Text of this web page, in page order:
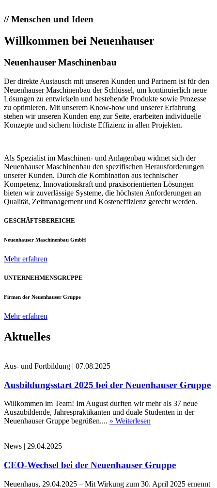
//Menschen und Ideen
Willkommen bei Neuenhauser
Neuenhauser Maschinenbau
Der direkte Austausch mit unseren Kunden und Partnern ist für den
Neuenhauser Maschinenbau der Schlüssel, um kontinuierlich neue
Lösungen zu entwickeln und bestehende Produkte sowie Prozesse
zu optimieren. Mit unserem Know-how und unserer Erfahrung
stehen wir unseren Kunden eng zur Seite, erarbeiten individuelle
Konzepte und sichern höchste Effizienz in allen Projekten.
Als Spezialist im Maschinen- und Anlagenbau widmet sich der
Neuenhauser Maschinenbau den spezifischen Herausforderungen
unserer Kunden. Durch die Kombination aus technischer
Kompetenz, Innovationskraft und praxisorientierten Lösungen
bieten wir zuverlässige Systeme, die höchsten Anforderungen an
Qualität, Zeitmanagement und Kosteneffizienz gerecht werden.
GESCHÄFTSBEREICHE
Neuenhauser Maschinenbau GmbH
Mehr erfahren
UNTERNEHMENSGRUPPE
Firmen der Neuenhauser Gruppe
Mehr erfahren
Aktuelles
Aus- und Fortbildung | 07.08.2025
Ausbildungsstart 2025 bei der Neuenhauser Gruppe
Willkommen im Team! Im August durften wir mehr als 37 neue
Auszubildende, Jahrespraktikanten und duale Studenten in der
Neuenhauser Gruppe begrüßen.... » Weiterlesen
News | 29.04.2025
CEO-Wechsel bei der Neuenhauser Gruppe
Neuenhaus, 29.04.2025 – Mit Wirkung zum 30. April 2025 ernennt